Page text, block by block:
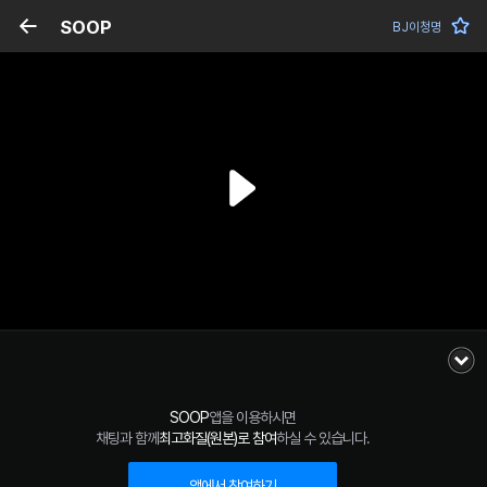
SOOP BJ이청명
SOOP앱을 이용하시면
채팅과 함께최고화질(원본)로 참여하실 수 있습니다.